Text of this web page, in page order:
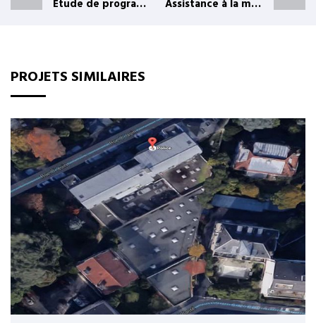
Etude de programmation pour le réaménagement de l’hôtel de ville de commune de Maurepas Assistance à la maîtrise d’ouvrage pour les missions d’études de faisabilité, construction du siège du syndicat à Hénin-Beaumont
PROJETS SIMILAIRES